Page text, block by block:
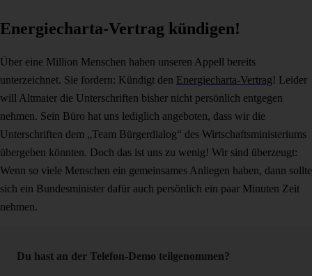
Energiecharta-Vertrag kündigen!
Über eine Million Menschen haben unseren Appell bereits
unterzeichnet. Sie fordern: Kündigt den Energiecharta-Vertrag! Leider
will Altmaier die Unterschriften bisher nicht persönlich entgegen
nehmen. Sein Büro hat uns lediglich angeboten, dass wir die
Unterschriften dem „Team Bürgerdialog“ des Wirtschaftsministeriums
übergeben könnten. Doch das ist uns zu wenig! Wir sind überzeugt:
Wenn so viele Menschen ein gemeinsames Anliegen haben, dann sollte
sich ein Bundesminister dafür auch persönlich ein paar Minuten Zeit
nehmen.
Du hast an der Telefon-Demo teilgenommen?